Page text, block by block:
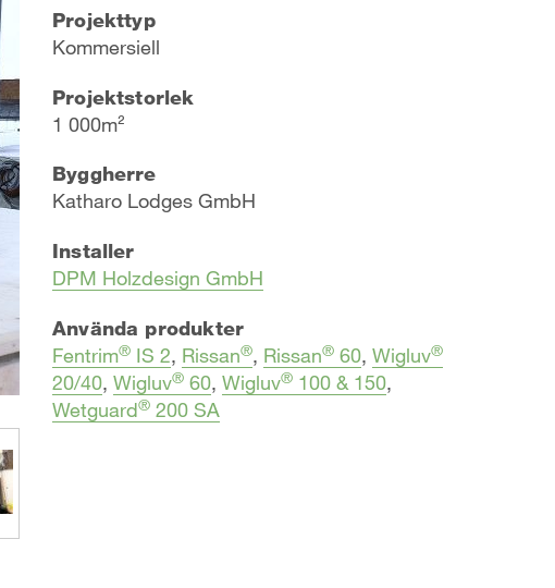
Projekttyp
Kommersiell
Projektstorlek
1 000m²
Byggherre
Katharo Lodges GmbH
Installer
DPM Holzdesign GmbH
Använda produkter
Fentrim® IS 2, Rissan®, Rissan® 60, Wigluv®
20/40, Wigluv® 60, Wigluv® 100 & 150,
Wetguard® 200 SA